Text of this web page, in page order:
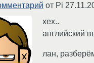
от Pi
хех..
английский
лан,